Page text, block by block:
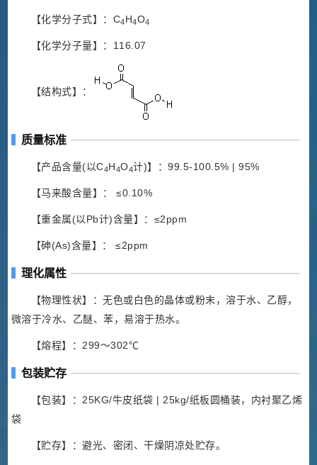
【化学分子式】：C4H4O4
【化学分子量】：116.07
【结构式】：
质量标准
【产品含量(以C4H4O4计)】：99.5-100.5% | 95%
【马来酸含量】： ≤0.10%
【重金属(以Pb计)含量】：≤2ppm
【砷(As)含量】： ≤2ppm
理化属性
【物理性状】：无色或白色的晶体或粉末，溶于水、乙醇，
微溶于冷水、乙醚、苯，易溶于热水。
【熔程】：299～302℃
包装贮存
【包装】：25KG/牛皮纸袋 | 25kg/纸板圆桶装，内衬聚乙烯
袋
【贮存】：避光、密闭、干燥阴凉处贮存。